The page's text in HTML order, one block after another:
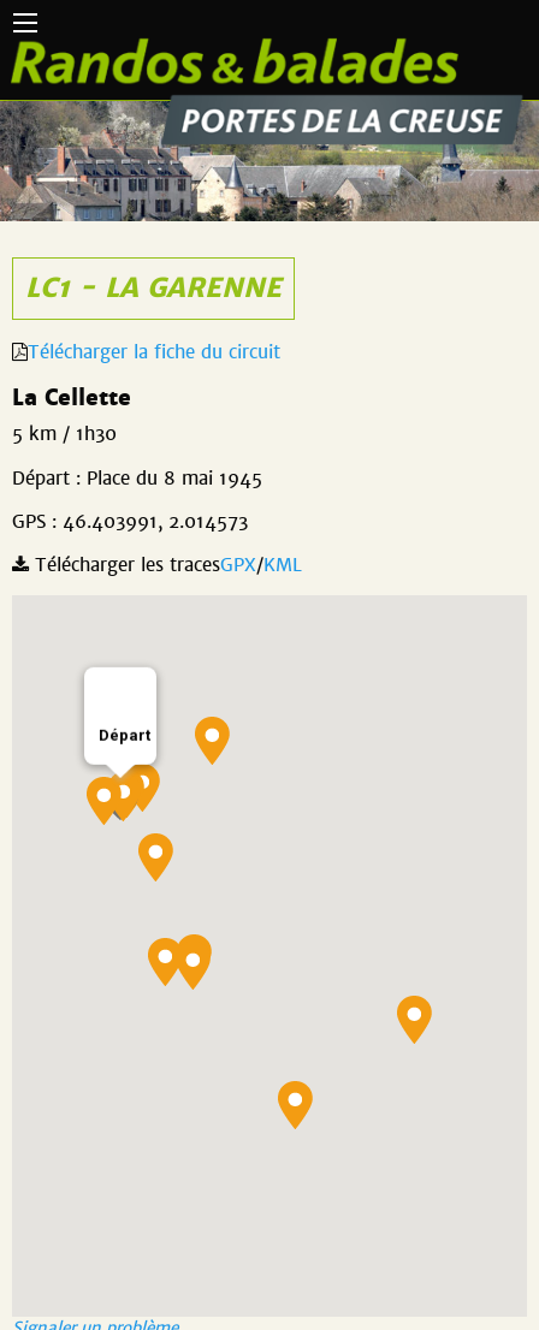
LC1 - LA GARENNE
Télécharger la fiche du circuit
La Cellette
5 km / 1h30
Départ : Place du 8 mai 1945
GPS : 46.403991, 2.014573
Télécharger les tracesGPX/KML
Départ